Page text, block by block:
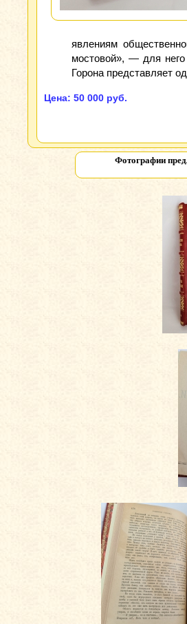
явлениям
мостовой», — для него
Горона представляет
Цена: 50 000 руб.
Фотографии